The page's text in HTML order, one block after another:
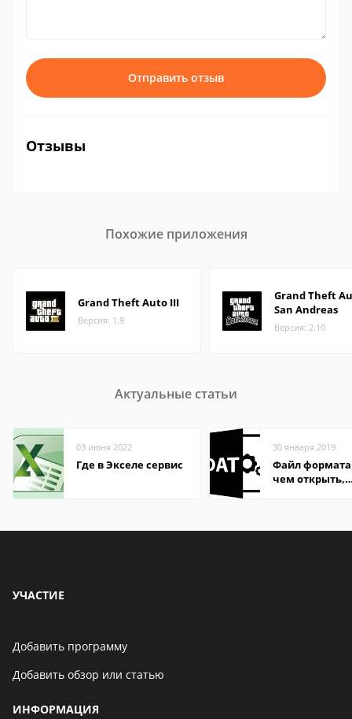
Отправить отзыв
Отзывы
Похожие приложения
Grand Theft Auto III
Версия: 1.9
Grand Theft
San Andreas
Версия: 2.10
Актуальные статьи
03 июня 2022
Где в Экселе сервис
30 января 2019
Файл формата
чем открыть,
УЧАСТИЕ
Добавить программу
Добавить обзор или статью
ИНФОРМАЦИЯ